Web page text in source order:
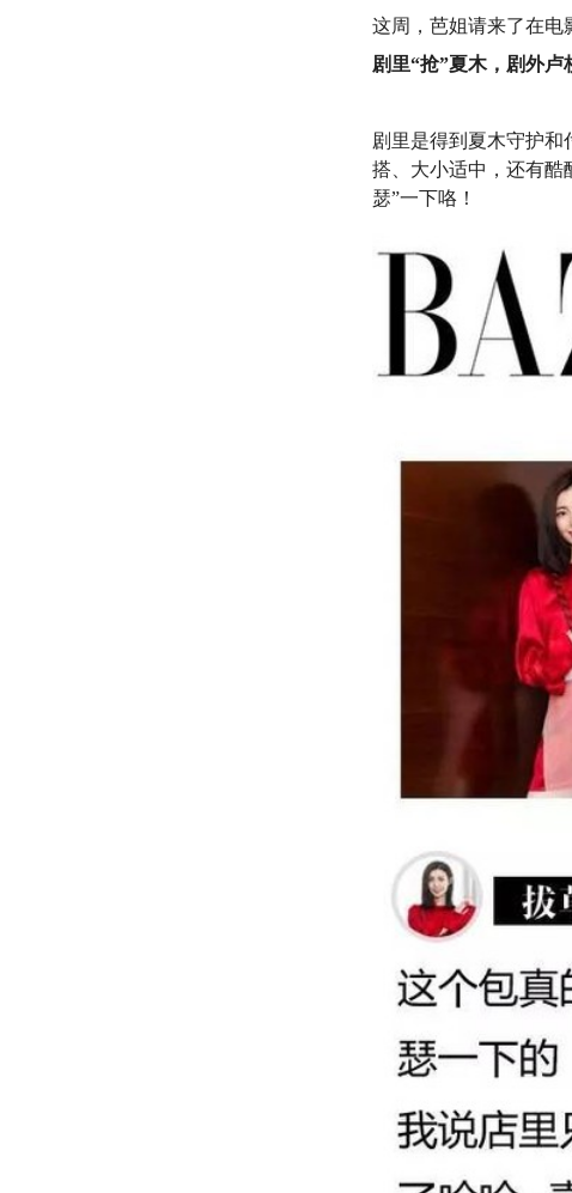
这周，芭姐请来了在电
剧里“抢”夏木，剧外
剧里是得到夏木守护
搭、大小适中，还有酷
瑟”一下咯！